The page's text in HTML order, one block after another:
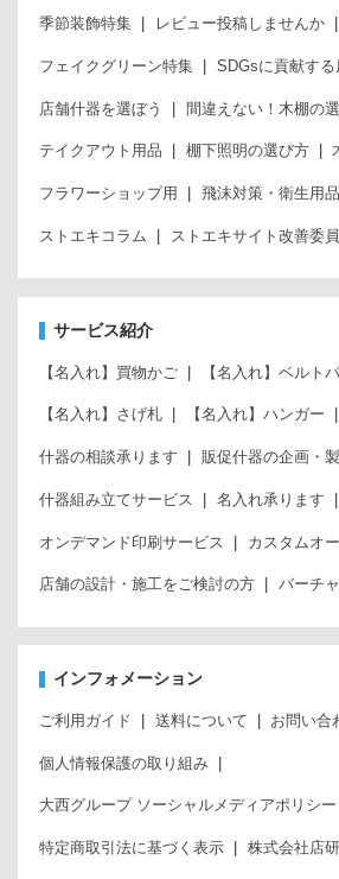
季節装飾特集 レビュー投稿しませんか
フェイクグリーン特集 SDGsに貢献する
店舗什器を選ぼう 間違えない！木棚の
テイクアウト用品 棚下照明の選び方
フラワーショップ用 飛沫対策・衛生用
ストエキコラム ストエキサイト改善委
サービス紹介
【名入れ】買物かご 【名入れ】ベルト
【名入れ】さげ札 【名入れ】ハンガー
什器の相談承ります 販促什器の企画・
什器組み立てサービス 名入れ承ります
オンデマンド印刷サービス カスタムオ
店舗の設計・施工をご検討の方 バーチ
インフォメーション
ご利用ガイド 送料について お問い合
個人情報保護の取り組み
大西グループ ソーシャルメディアポリシー
特定商取引法に基づく表示 株式会社店